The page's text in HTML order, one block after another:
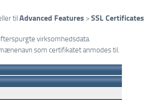
til Advanced Features >SSL Certificates
virksomhedsdata.
som certifikatet anmodes til.